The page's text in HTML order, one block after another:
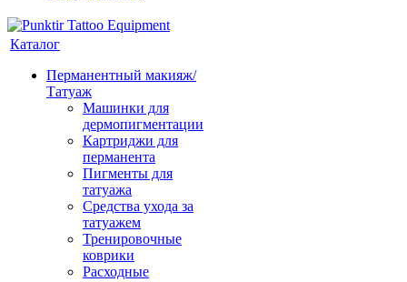
Каталог
Перманентный макияж/
Татуаж
Машинки для
дермопигментации
Картриджи для
перманента
Пигменты для
татуажа
Средства ухода за
татуажем
Тренировочные
коврики
Расходные